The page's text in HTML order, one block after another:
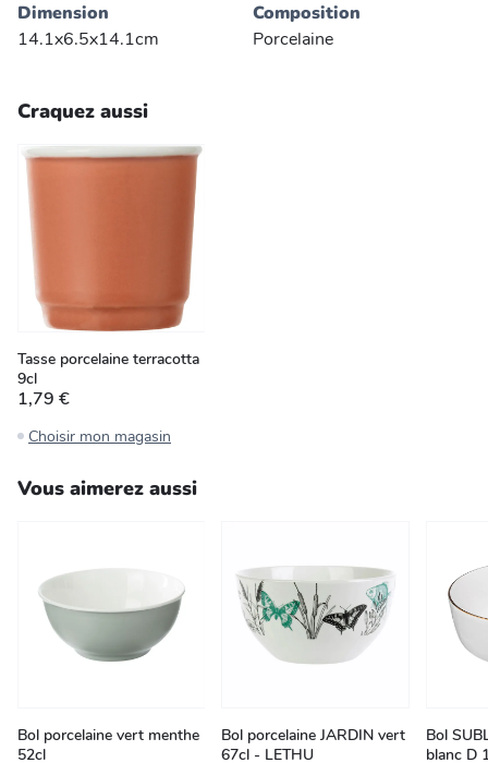
Dimension
14.1x6.5x14.1cm
Composition
Porcelaine
Craquez aussi
Tasse porcelaine terracotta
9cl
1,79 €
Choisir mon magasin
Vous aimerez aussi
Bol porcelaine vert menthe
52cl
Bol porcelaine JARDIN vert
67cl - LETHU
Bol
blanc D